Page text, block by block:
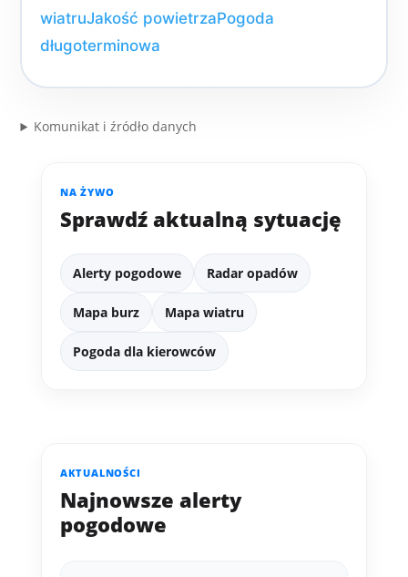
wiatruJakość powietrzaPogoda
długoterminowa
Komunikat i źródło danych
NA ŻYWO
Sprawdź aktualną sytuację
Alerty pogodowe Radar opadów
Mapa burz Mapa wiatru
Pogoda dla kierowców
AKTUALNOŚCI
Najnowsze alerty
pogodowe